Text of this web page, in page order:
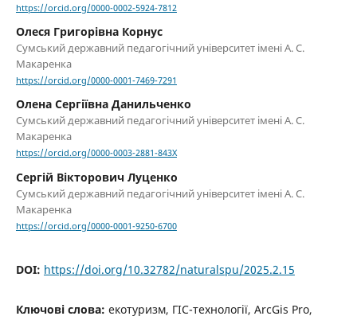
https://orcid.org/0000-0002-5924-7812
Олеся Григорівна Корнус
Сумський державний педагогічний університет імені А. С.
Макаренка
https://orcid.org/0000-0001-7469-7291
Олена Сергіївна Данильченко
Сумський державний педагогічний університет імені А. С.
Макаренка
https://orcid.org/0000-0003-2881-843X
Сергій Вікторович Луценко
Сумський державний педагогічний університет імені А. С.
Макаренка
https://orcid.org/0000-0001-9250-6700
DOI: https://doi.org/10.32782/naturalspu/2025.2.15
Ключові слова: екотуризм, ГІС-технології, ArcGis Pro,